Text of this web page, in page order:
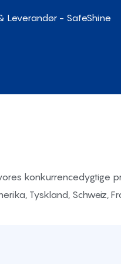
Leverandør - SafeShine
konkurrencedygtige
Tyskland, Schweiz,